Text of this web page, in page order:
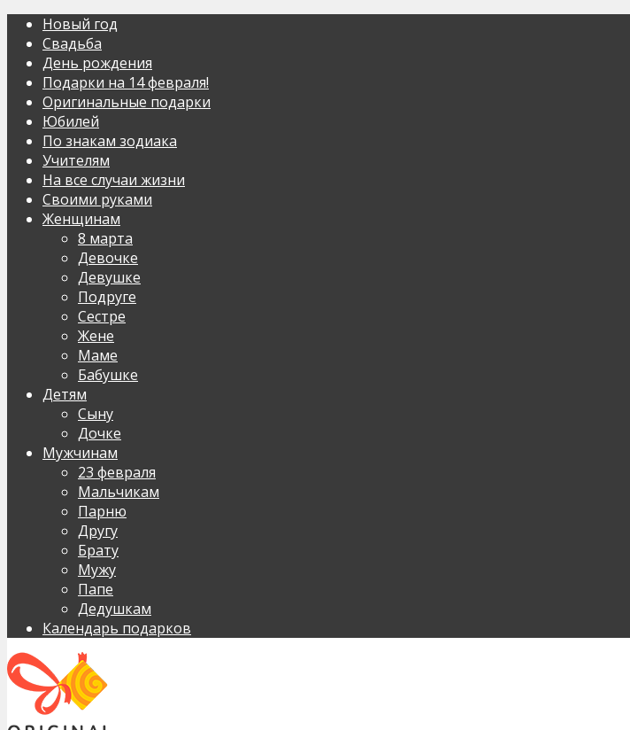
Новый год
Свадьба
День рождения
Подарки на 14 февраля!
Оригинальные подарки
Юбилей
По знакам зодиака
Учителям
На все случаи жизни
Своими руками
Женщинам
8 марта
Девочке
Девушке
Подруге
Сестре
Жене
Маме
Бабушке
Детям
Сыну
Дочке
Мужчинам
23 февраля
Мальчикам
Парню
Другу
Брату
Мужу
Папе
Дедушкам
Календарь подарков